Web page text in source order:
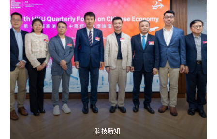
科技新知